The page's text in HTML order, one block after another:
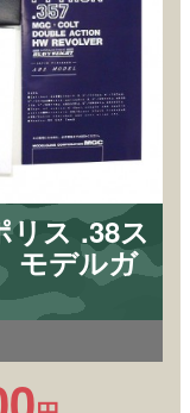
ス .38ス
モデルガ